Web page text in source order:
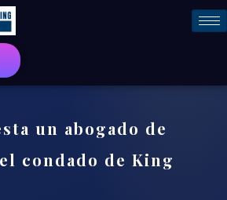
un abogado de
condado de King